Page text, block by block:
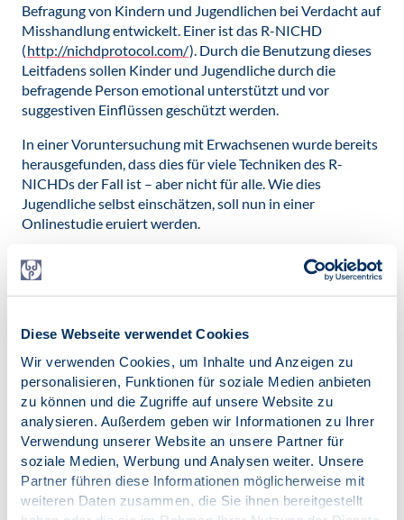
Diese Webseite verwendet Cookies
Wir verwenden Cookies, um Inhalte und Anzeigen zu
personalisieren, Funktionen für soziale Medien anbieten
zu können und die Zugriffe auf unsere Website zu
analysieren. Außerdem geben wir Informationen zu Ihrer
Verwendung unserer Website an unsere Partner für
soziale Medien, Werbung und Analysen weiter. Unsere
Partner führen diese Informationen möglicherweise mit
weiteren Daten zusammen, die Sie ihnen bereitgestellt
Befragung von Kindern und Jugendlichen bei Verdacht auf
Misshandlung entwickelt. Einer ist das R-NICHD
(http://nichdprotocol.com/). Durch die Benutzung dieses
Leitfadens sollen Kinder und Jugendliche durch die
befragende Person emotional unterstützt und vor
suggestiven Einflüssen geschützt werden.
In einer Voruntersuchung mit Erwachsenen wurde bereits
herausgefunden, dass dies für viele Techniken des R-
NICHDs der Fall ist – aber nicht für alle. Wie dies
Jugendliche selbst einschätzen, soll nun in einer
Onlinestudie eruiert werden.
In der Studie sollen sich die Jugendlichen gedanklich in
eine Situation versetzen, in der sie befragt werden, weil der
Verdacht einer körperlichen Misshandlung besteht. Die
sie in einer solchen Situation als unterstützend empfinden
und welche nicht.
Leiten Sie gern denFlyer zu unserer Studie an Jugendliche
zwischen 14 und 17 Jahre weiter. Ansprechpartnerin für
Fragen zu dem Projekt ist Frau Dipl.-Psych. Anett Tamm.
Veröffentlicht am:
26.08.2020
Kategorien: